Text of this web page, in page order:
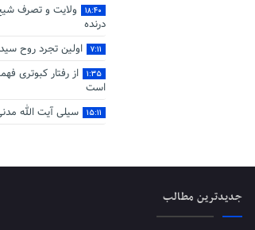
۱۸:۴۰
ولایت و تصرف
درنده
۷:۱۱ اولین تجرد روح
۱:۳۵
از رفتار کبوتری
است
۱۵:۱۱ سیلی آیت‌ الله
جدیدترین مطالب